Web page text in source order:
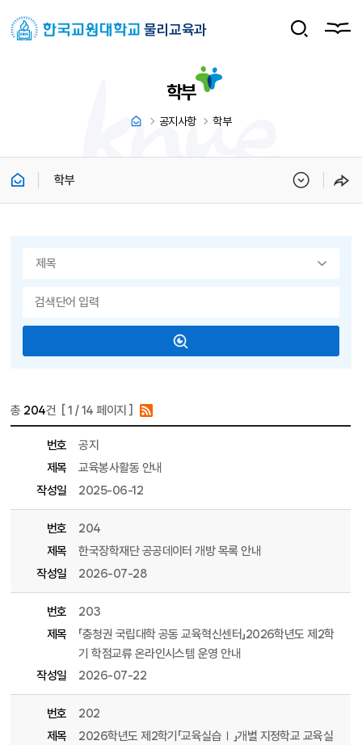
물리교육과
학부
공지사항 학부
학부
총 204건 [1 / 14 페이지 ]
번호
공지
제목
교육봉사활동 안내
작성일
2025-06-12
번호
204
제목
한국장학재단 공공데이터 개방 목록 안내
작성일
2026-07-28
번호
203
제목
「충청권 국립대학 공동 교육혁신센터」2026학년도 제2학
기 학점교류 온라인시스템 운영 안내
작성일
2026-07-22
번호
202
제목
2026학년도 제2학기「교육실습Ⅰ」개별 지정학교 교육실